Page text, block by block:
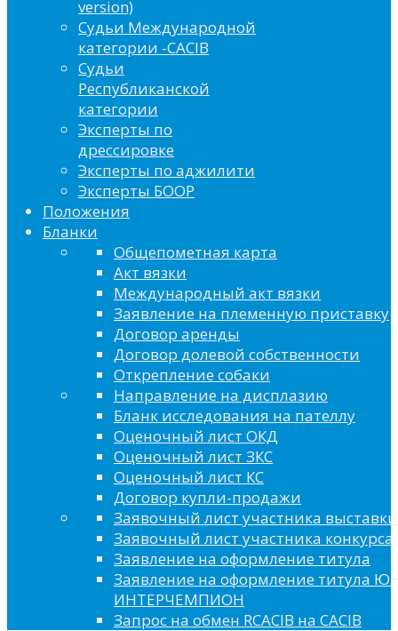
version)
Судьи Международной
категории -CACIB
Судьи
Республиканской
категории
Эксперты по
дрессировке
Эксперты по аджилити
Эксперты БООР
Положения
Бланки
Общепометная карта
Акт вязки
Международный акт вязки
Заявление на племенную приставку
Договор аренды
Договор долевой собственности
Открепление собаки
Направление на дисплазию
Бланк исследования на пателлу
Оценочный лист ОКД
Оценочный лист ЗКС
Оценочный лист КС
Договор купли-продажи
Заявочный лист участника выставки
Заявочный лист участника конкурса
Заявление на оформление титула
Заявление на оформление титула
ИНТЕРЧЕМПИОН
Запрос на обмен RCACIB на CACIB